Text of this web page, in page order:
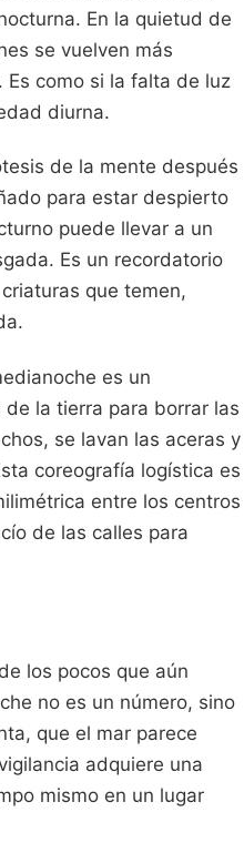
En la quietud de
se vuelven más
Es como si la falta de luz
diurna.
de la mente después
para estar despierto
puede llevar a un
Es un recordatorio
que temen,
es un
la tierra para borrar las
se lavan las aceras y
coreografía logística es
entre los centros
de las calles para
los pocos que aún
no es un número, sino
que el mar parece
adquiere una
mismo en un lugar